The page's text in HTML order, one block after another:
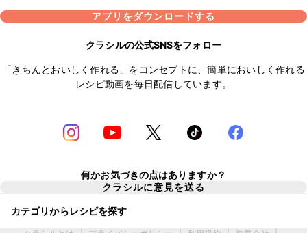
アプリをダウンロードする
クラシルの公式SNSをフォロー
「きちんとおいしく作れる」をコンセプトに、簡単においしく作れる
レシピ動画を毎日配信しています。
何かお気づきの点はありますか？
クラシルに意見を送る
カテゴリからレシピを探す